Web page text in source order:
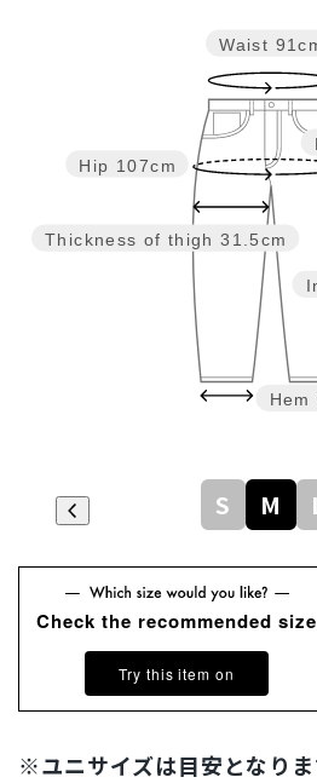
Hem
Thickness of thigh 31.5cm
Hip 107cm
Waist
S M
Check the recommended size
Try this item on
※ユニサイズは目安となりま